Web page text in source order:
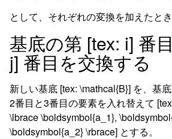
として、それぞれの変換を加えたと
基底の第 [tex: i] 番
j] 番目を交換する
新しい基底 [tex: \mathcal{B}] を、基
2番目と3番目の要素を入れ替えて
\lbrace \boldsymbol{a_1},
\boldsymbol{a_2} \rbrace] とする。